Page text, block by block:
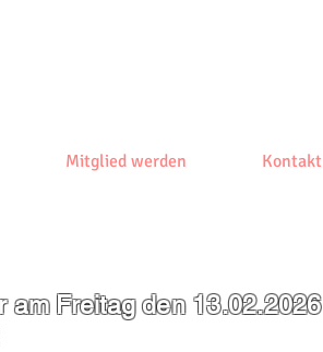
Mitglied werden Kontakt
Freitag den 13.02.2026